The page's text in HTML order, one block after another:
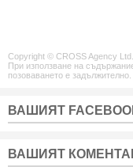
Copyright © CROSS Agency Ltd.
При използване на
позоваването е задължително.
ВАШИЯТ
ВАШИЯТ